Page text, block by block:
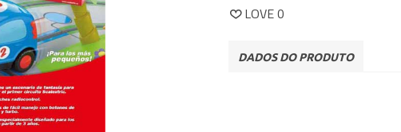
LOVE0
DADOS DO PRODUTO